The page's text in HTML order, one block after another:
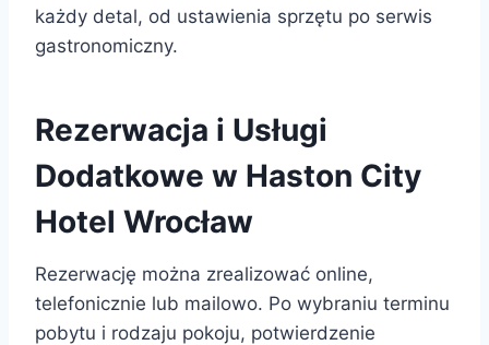
każdy detal, od ustawienia sprzętu po serwis
gastronomiczny.
Rezerwacja i Usługi
Dodatkowe w Haston City
Hotel Wrocław
Rezerwację można zrealizować online,
telefonicznie lub mailowo. Po wybraniu terminu
pobytu i rodzaju pokoju, potwierdzenie